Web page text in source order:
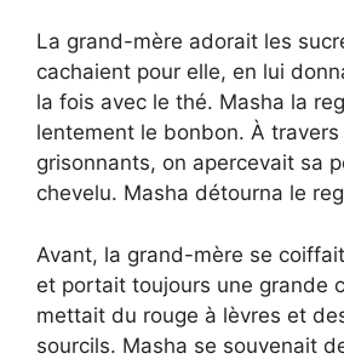
La grand-mère adorait les
cachaient pour elle, en lui
la fois avec le thé. Masha la
lentement le bonbon. À
grisonnants, on apercevait sa
chevelu. Masha détourna le
Avant, la grand-mère se
et portait toujours une grande
mettait du rouge à lèvres et
sourcils. Masha se souvenait